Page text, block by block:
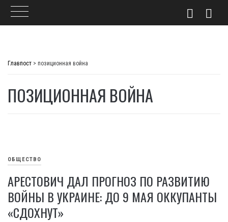
Главпост > позиционная война
ПОЗИЦИОННАЯ ВОЙНА
ОБЩЕСТВО
АРЕСТОВИЧ ДАЛ ПРОГНОЗ ПО РАЗВИТИЮ
ВОЙНЫ В УКРАИНЕ: ДО 9 МАЯ ОККУПАНТЫ
«СДОХНУТ»